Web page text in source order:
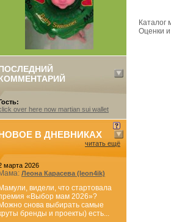
over here now martian sui wallet
В ДНЕВНИКАХ
читать ещё
марта 2026
Мама: Леона Карасева (leon4ik)
Мамули, видели, что стартовала
«Выбор мам 2026»?
Можно снова выбирать самые
бренды и проекты) есть...
Каталог
Оценки